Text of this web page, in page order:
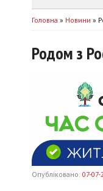
Головна » Новини »
Родом з
Опубліковано: 07-07-